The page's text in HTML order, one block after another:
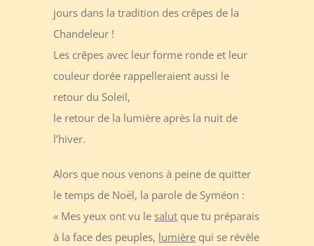
jours dans la tradition des crêpes de la
Chandeleur !
Les crêpes avec leur forme ronde et leur
couleur dorée rappelleraient aussi le
retour du Soleil,
le retour de la lumière après la nuit de
l’hiver.
Alors que nous venons à peine de quitter
le temps de Noël, la parole de Syméon :
« Mes yeux ont vu le salut que tu préparais
à la face des peuples, lumière qui se révèle